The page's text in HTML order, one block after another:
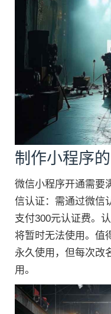
制作小程序
微信小程序开通需要
信认证：需通过微信
支付300元认证费。
将暂时无法使用。值
永久使用，但每次改
用。